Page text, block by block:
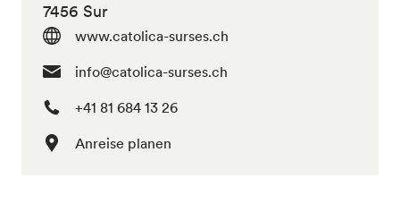
7456 Sur
www.catolica-surses.ch
info@catolica-surses.ch
+41 81 684 13 26
Anreise planen